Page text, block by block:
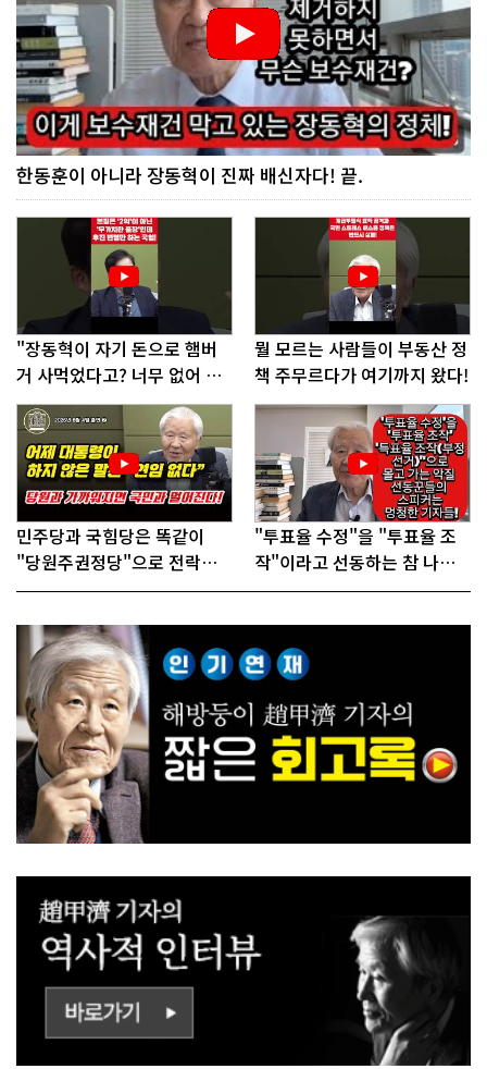
한동훈이 아니라 장동혁이 진짜 배신자다! 끝.
"장동혁이 자기 돈으로 햄버
거 사먹었다고? 너무 없어 보
인다"
뭘 모르는 사람들이 부동산 정
책 주무르다가 여기까지 왔다!
민주당과 국힘당은 똑같이
"당원주권정당"으로 전락했
다!
"투표율 수정"을 "투표율 조
작"이라고 선동하는 참 나쁜
사람들!